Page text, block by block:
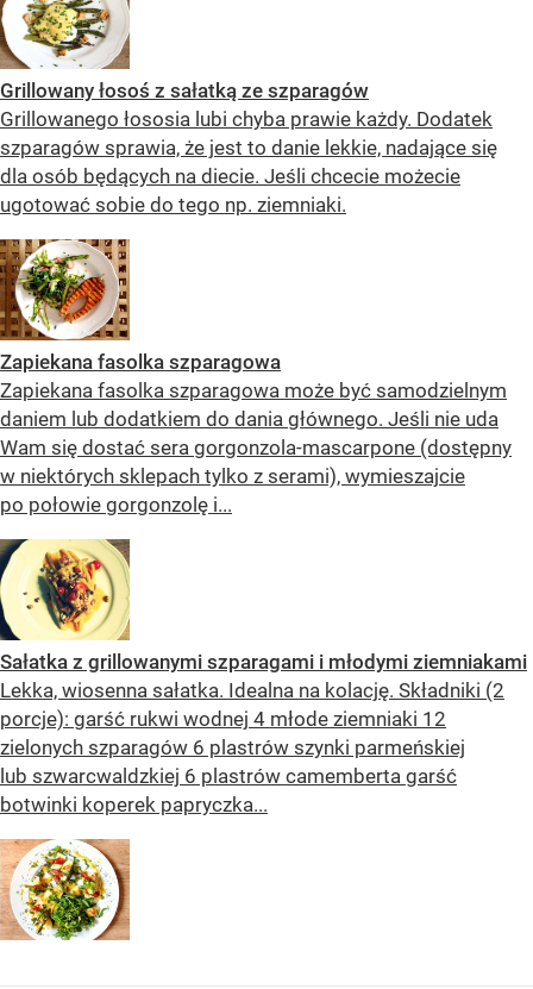
Grillowany łosoś z sałatką ze szparagów
Grillowanego łososia lubi chyba prawie każdy. Dodatek
szparagów sprawia, że jest to danie lekkie, nadające się
dla osób będących na diecie. Jeśli chcecie możecie
ugotować sobie do tego np. ziemniaki.
Zapiekana fasolka szparagowa
Zapiekana fasolka szparagowa może być samodzielnym
daniem lub dodatkiem do dania głównego. Jeśli nie uda
Wam się dostać sera gorgonzola-mascarpone (dostępny
w niektórych sklepach tylko z serami), wymieszajcie
po połowie gorgonzolę i...
Sałatka z grillowanymi szparagami i młodymi ziemniakami
Lekka, wiosenna sałatka. Idealna na kolację. Składniki (2
porcje): garść rukwi wodnej 4 młode ziemniaki 12
zielonych szparagów 6 plastrów szynki parmeńskiej
lub szwarcwaldzkiej 6 plastrów camemberta garść
botwinki koperek papryczka...